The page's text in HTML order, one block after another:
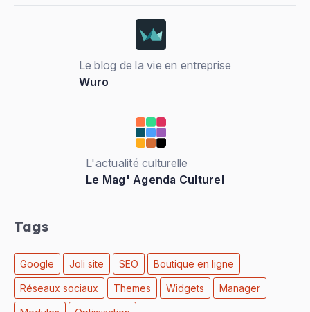
Le blog de la vie en entreprise
Wuro
L'actualité culturelle
Le Mag' Agenda Culturel
Tags
Google Joli site SEO Boutique en ligne
Réseaux sociaux Themes Widgets Manager